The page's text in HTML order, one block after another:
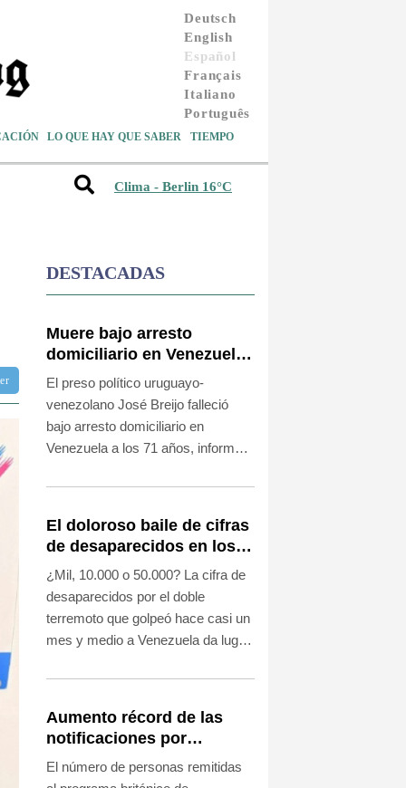
Deutsch
English
Español
Français
Italiano
Português
LO QUE HAY QUE SABER TIEMPO
Clima - Berlin 16°C
DESTACADAS
Muere bajo arresto
domiciliario en Venezuela
un preso político de
origen uruguayo
El preso político uruguayo-
venezolano José Breijo falleció
bajo arresto domiciliario en
Venezuela a los 71 años, informó
después de que su caso se hiciera
encontró su casa invadida por el
policía que lo detuvo.
El doloroso baile de cifras
de desaparecidos en los
sismos en Venezuela
¿Mil, 10.000 o 50.000? La cifra de
desaparecidos por el doble
terremoto que golpeó hace casi un
mes y medio a Venezuela da lugar
autoridades no se esfuerzan por
Aumento récord de las
notificaciones por
radicalización en Reino
Unido
El número de personas remitidas